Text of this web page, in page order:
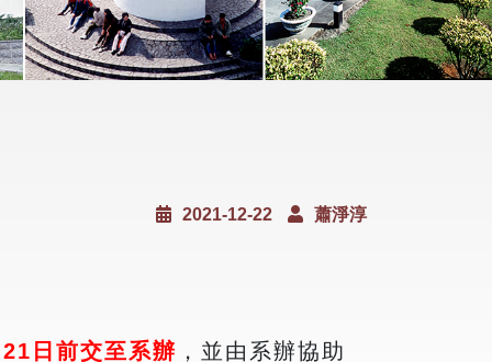
2021-12-22 蕭淨淳
日前交至系辦 ，並由系辦協助